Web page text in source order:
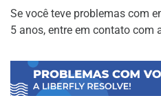
Se você teve problemas com
5 anos, entre em contato com